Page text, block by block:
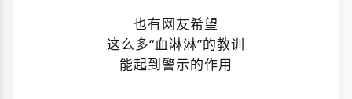
也有网友希望
这么多“血淋淋”的教训
能起到警示的作用